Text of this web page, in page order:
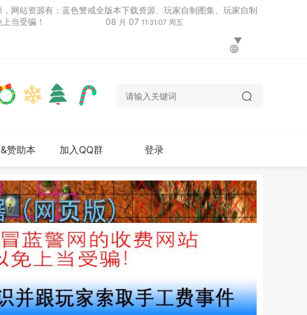
网站资源有：蓝色警戒全版本下载资源、玩家自制图集、玩家自制
当受骗！
08 月 07 11:31:08 周五
赞助本
站
加入QQ群 登录